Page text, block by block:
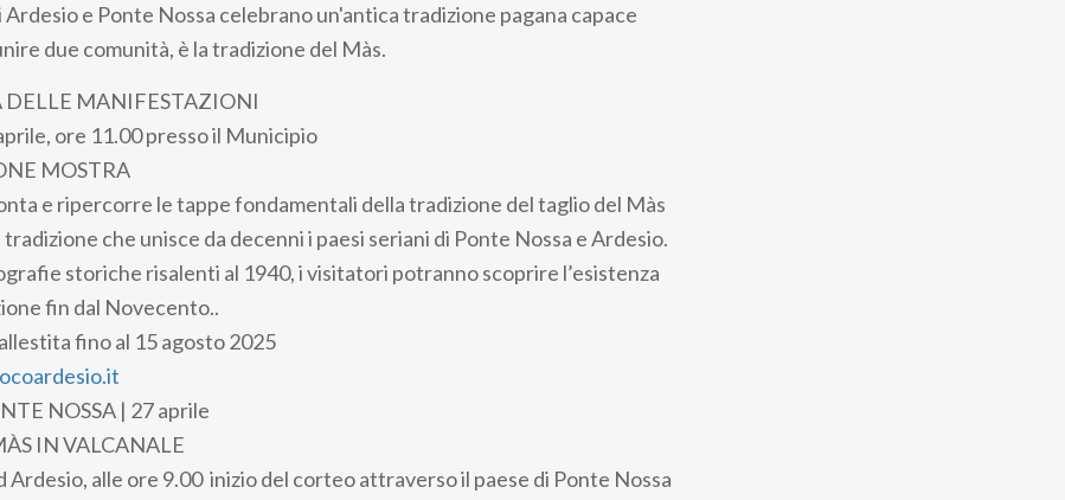
Ardesio e Ponte Nossa celebrano un'antica tradizione pagana capace
due comunità, è la tradizione del Màs.
DELLE MANIFESTAZIONI
ore 11.00 presso il Municipio
MOSTRA
e ripercorre le tappe fondamentali della tradizione del taglio del Màs
tradizione che unisce da decenni i paesi seriani di Ponte Nossa e Ardesio.
storiche risalenti al 1940, i visitatori potranno scoprire l’esistenza
fin dal Novecento..
fino al 15 agosto 2025
NOSSA | 27 aprile
IN VALCANALE
Ardesio, alle ore 9.00 inizio del corteo attraverso il paese di Ponte Nossa